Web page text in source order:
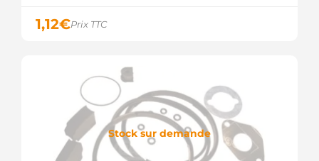
1,12€Prix TTC
Stock sur demande